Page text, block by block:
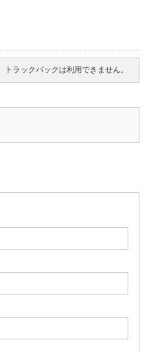
トラックバックは利用できません。